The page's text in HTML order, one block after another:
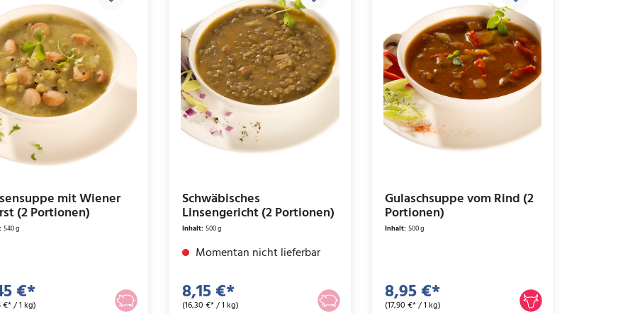
mit Wiener
(2 Portionen)
540 g
€*
€* / 1 kg)
Schwäbisches
Linsengericht (2 Portionen)
Inhalt:500 g
Momentan nicht lieferbar
8,15 €*
(16,30 €* / 1 kg)
Gulaschsuppe vom Rind (2
Portionen)
Inhalt:500 g
8,95 €*
(17,90 €* / 1 kg)